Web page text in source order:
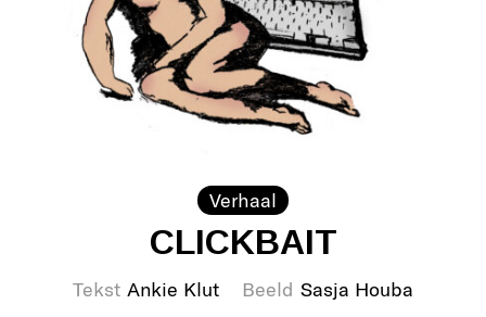
Verhaal
CLICKBAIT
Tekst Ankie Klut Beeld Sasja Houba